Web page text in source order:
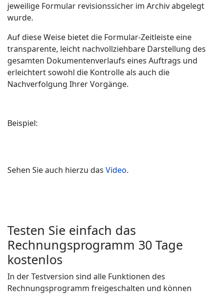
jeweilige Formular revisionssicher im Archiv abgelegt
wurde.
Auf diese Weise bietet die Formular‑Zeitleiste eine
transparente, leicht nachvollziehbare Darstellung des
gesamten Dokumentenverlaufs eines Auftrags und
erleichtert sowohl die Kontrolle als auch die
Nachverfolgung Ihrer Vorgänge.
Beispiel:
Sehen Sie auch hierzu das Video.
Testen Sie einfach das
Rechnungsprogramm 30 Tage
kostenlos
In der Testversion sind alle Funktionen des
Rechnungsprogramm freigeschalten und können